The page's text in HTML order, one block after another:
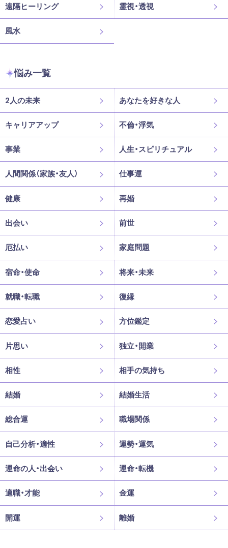
遠隔ヒーリング 霊視・透視
風水
悩み一覧
2人の未来 あなたを好きな人
キャリアアップ 不倫・浮気
事業 人生・スピリチュアル
人間関係（家族・友人） 仕事運
健康 再婚
出会い 前世
厄払い 家庭問題
宿命・使命 将来・未来
就職・転職 復縁
恋愛占い 方位鑑定
片思い 独立・開業
相性 相手の気持ち
結婚 結婚生活
総合運 職場関係
自己分析・適性 運勢・運気
運命の人・出会い 運命・転機
適職・才能 金運
開運 離婚